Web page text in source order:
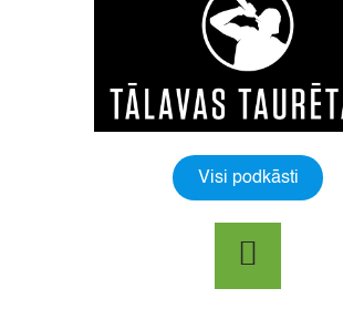
Visi podkāsti